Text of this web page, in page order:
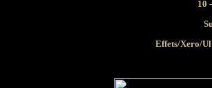
10
Effets/Xero/